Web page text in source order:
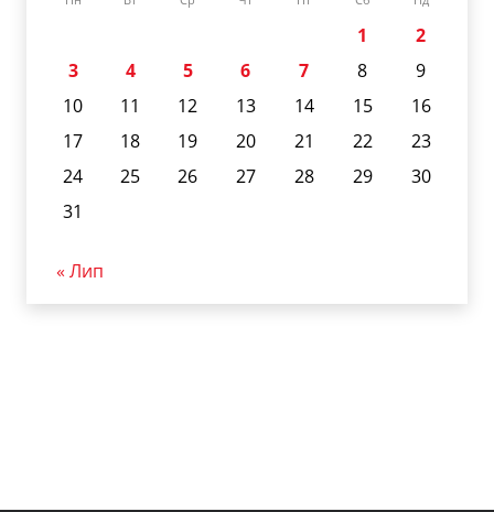
1
2
3
4 5 6 7 8
9
10
11 12 13 14 15
16
17
18 19 20 21 22
23
24
25 26 27 28 29
30
31
« Лип